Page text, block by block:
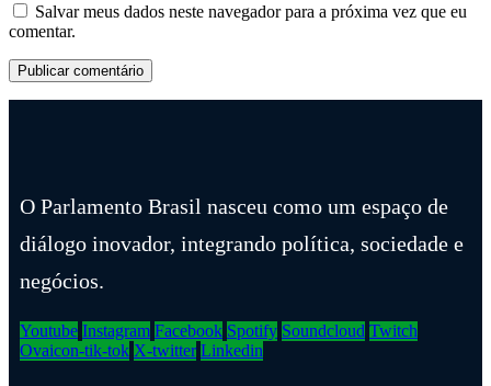
Salvar meus dados neste navegador para a próxima vez que eu
comentar.
O Parlamento Brasil nasceu como um espaço de
diálogo inovador, integrando política, sociedade e
negócios.
Youtube Instagram Facebook Spotify Soundcloud Twitch
Ovaicon-tik-tok X-twitter Linkedin